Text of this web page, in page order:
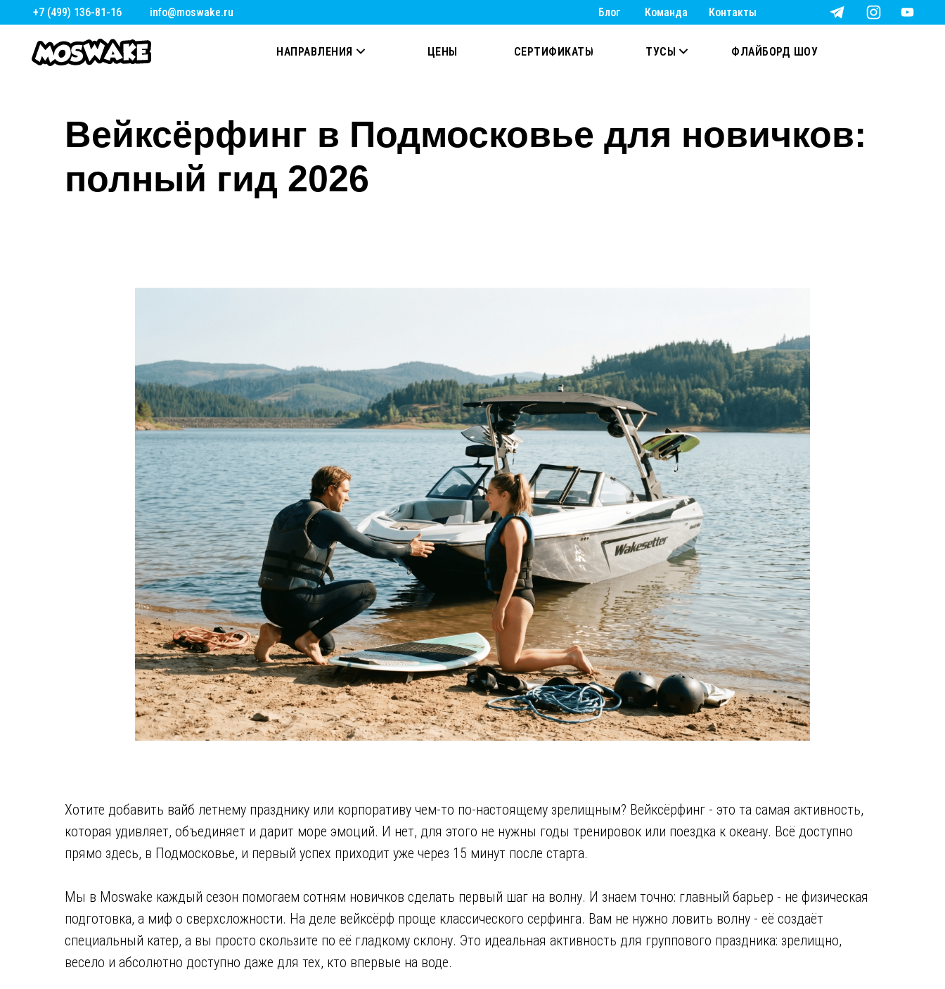
+7 (499) 136-81-16 info@moswake.ru Контакты
Команда
Блог
НАПРАВЛЕНИЯ ЦЕНЫ СЕРТИФИКАТЫ ТУСЫ ФЛАЙБОРД ШОУ
Вейксёрфинг в Подмосковье для новичков:
полный гид 2026
Хотите добавить вайб летнему празднику или корпоративу чем-то по-настоящему зрелищным? Вейксёрфинг - это та самая активность,
которая удивляет, объединяет и дарит море эмоций. И нет, для этого не нужны годы тренировок или поездка к океану. Всё доступно
прямо здесь, в Подмосковье, и первый успех приходит уже через 15 минут после старта.
Мы в Moswake каждый сезон помогаем сотням новичков сделать первый шаг на волну. И знаем точно: главный барьер - не физическая
подготовка, а миф о сверхсложности. На деле вейксёрф проще классического серфинга. Вам не нужно ловить волну - её создаёт
специальный катер, а вы просто скользите по её гладкому склону. Это идеальная активность для группового праздника: зрелищно,
весело и абсолютно доступно даже для тех, кто впервые на воде.